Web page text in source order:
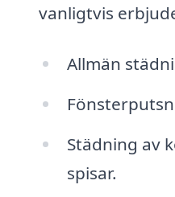
vanligtvis
Allmän
Städning av
spisar.